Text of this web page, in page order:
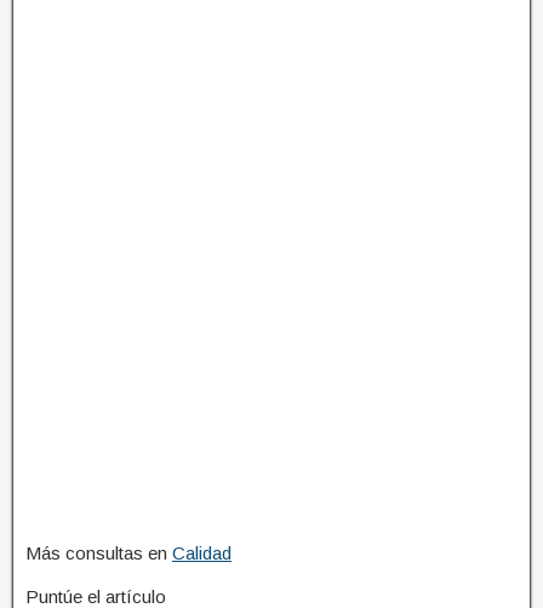
Más consultas en Calidad
Puntúe el artículo